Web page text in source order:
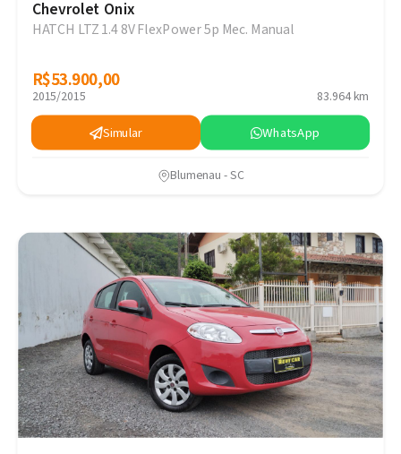
Chevrolet Onix
HATCH LTZ 1.4 8V FlexPower 5p Mec. Manual
R$53.900,00
R$53.900,00
2015/2015 83.964 km
Simular WhatsApp
Blumenau - SC